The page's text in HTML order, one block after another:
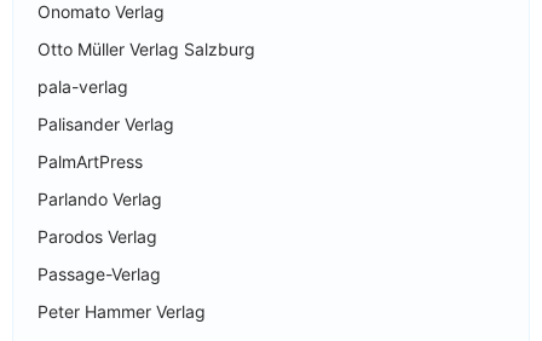
Onomato Verlag
Otto Müller Verlag Salzburg
pala-verlag
Palisander Verlag
PalmArtPress
Parlando Verlag
Parodos Verlag
Passage-Verlag
Peter Hammer Verlag